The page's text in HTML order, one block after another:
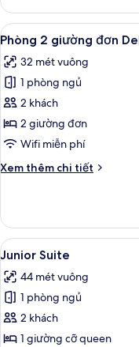
Phòng
Deluxe,
1
giường
cỡ
king
Xem
tất
cả
ảnh
Phòng
2
giường
Deluxe
7
Phòng 2 giường đơn
32 mét vuông
1 phòng ngủ
2 khách
2 giường đơn
Wifi miễn phí
Xem thêm chi tiết
Chi
Phòng
giường
Deluxe
(QT)
Xem
tất
cả
ảnh
Junior
Suite
5
Junior Suite
44 mét vuông
1 phòng ngủ
2 khách
1 giường cỡ queen